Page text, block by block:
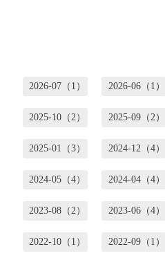
2026-07（1） 2026-06（1）
2025-10（2） 2025-09（2）
2025-01（3） 2024-12（4）
2024-05（4） 2024-04（4）
2023-08（2） 2023-06（4）
2022-10（1） 2022-09（1）